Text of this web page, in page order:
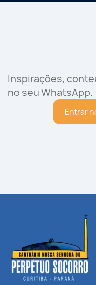
Inspirações,
no seu WhatsApp.
Entrar